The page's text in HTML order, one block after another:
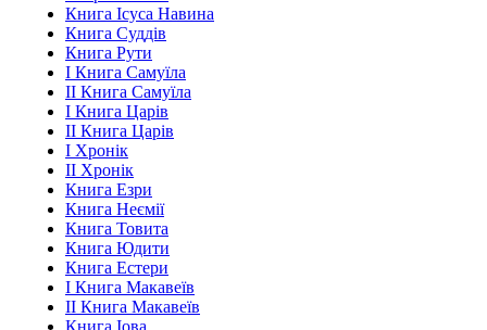
Книга Ісуса Навина
Книга Суддів
Книга Рути
І Книга Самуїла
ІІ Книга Самуїла
І Книга Царів
ІІ Книга Царів
І Хронік
ІІ Хронік
Книга Езри
Книга Неємії
Книга Товита
Книга Юдити
Книга Естери
І Книга Макавеїв
ІІ Книга Макавеїв
Книга Іова